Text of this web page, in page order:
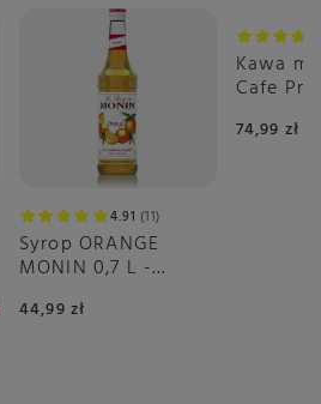
4.91 11
Syrop ORANGE
MONIN 0,7 L -
44,99 zł
Kawa
Cafe
74,99 zł